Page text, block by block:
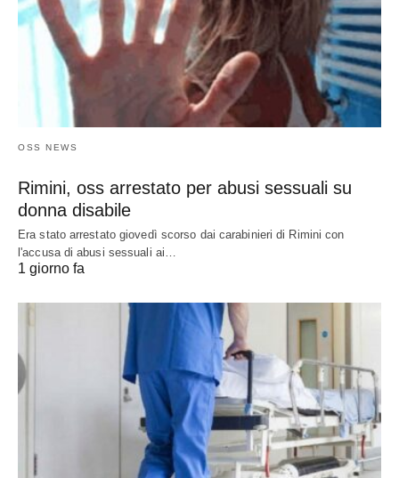
OSS NEWS
Rimini, oss arrestato per abusi sessuali su
donna disabile
Era stato arrestato giovedì scorso dai carabinieri di Rimini con
l'accusa di abusi sessuali ai…
1 giorno fa